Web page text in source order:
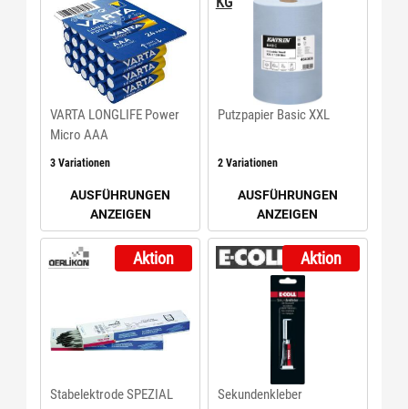
3 Variationen
AUSFÜHRUNGEN
ANZEIGEN
VARTA LONGLIFE Power
Micro AAA
2 Variationen
AUSFÜHRUNGEN
ANZEIGEN
Putzpapier Basic XXL
Aktion
Stabelektrode SPEZIAL
Aktion
Sekundenkleber